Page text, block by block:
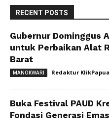
RECENT POSTS
Gubernur Dominggus
untuk Perbaikan Alat
Barat
MANOKWARI Redaktur KlikPapua
Buka Festival PAUD
Fondasi Generasi